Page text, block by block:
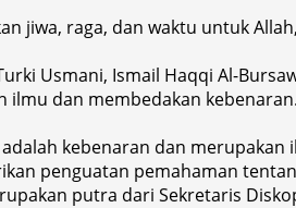
jiwa, raga, dan waktu untuk
Usmani, Ismail Haqqi Al-
ilmu dan membedakan
kebenaran dan merupakan
penguatan pemahaman
putra dari Sekretaris